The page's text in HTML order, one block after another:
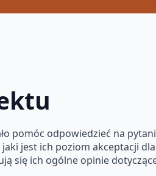
pomóc odpowiedzieć na
jest ich poziom akceptacji
się ich ogólne opinie